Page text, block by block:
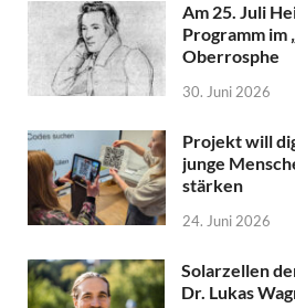
Am 25. Juli
Programm im
Oberrosphe
30. Juni 2026
Projekt will
junge
stärken
24. Juni 2026
Solarzellen
Dr. Lukas